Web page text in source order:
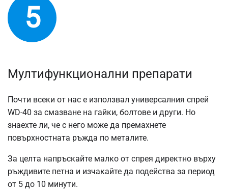
5
Мултифункционални препарати
Почти всеки от нас е използвал универсалния спрей
WD-40 за смазване на гайки, болтове и други. Но
знаехте ли, че с него може да премахнете
повърхностната ръжда по металите.
За целта напръскайте малко от спрея директно върху
ръждивите петна и изчакайте да подейства за период
от 5 до 10 минути.